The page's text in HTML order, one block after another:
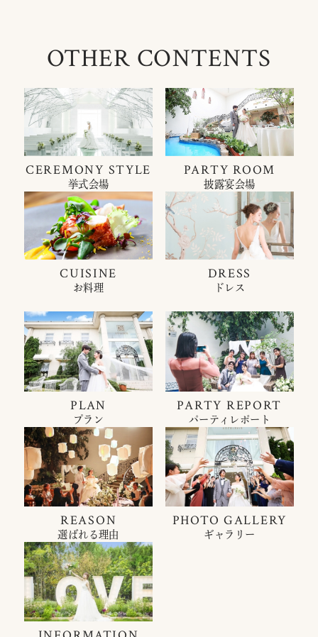
OTHER CONTENTS
CEREMONY STYLE
挙式会場
PARTY ROOM
披露宴会場
CUISINE
お料理
DRESS
ドレス
PLAN
プラン
PARTY REPORT
パーティレポート
REASON
選ばれる理由
PHOTO GALLERY
ギャラリー